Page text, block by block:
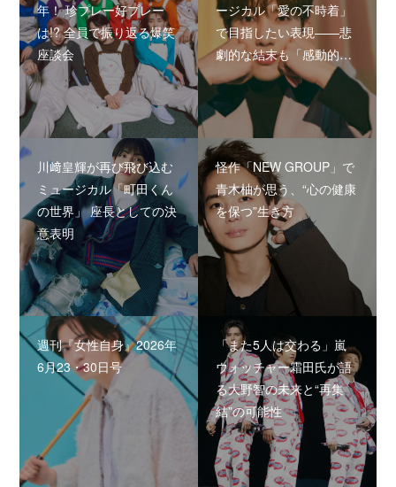
年！ 珍プレー好プレー
は!? 全員で振り返る爆笑
座談会
ージカル「愛の不時着」
で目指したい表現――悲
劇的な結末も「感動的…
川﨑皇輝が再び飛び込む
ミュージカル「町田くん
の世界」 座長としての決
意表明
怪作「NEW GROUP」で
青木柚が思う、“心の健康
を保つ”生き方
週刊『女性自身』2026年
6月23・30日号
「また5人は交わる」嵐
ウォッチャー霜田氏が語
る大野智の未来と“再集
結”の可能性